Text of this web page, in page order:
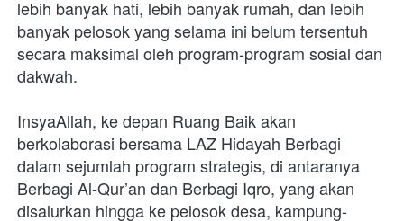
lebih banyak hati, lebih banyak rumah, dan lebih
banyak pelosok yang selama ini belum tersentuh
secara maksimal oleh program-program sosial dan
dakwah.
InsyaAllah, ke depan Ruang Baik akan
berkolaborasi bersama LAZ Hidayah Berbagi
dalam sejumlah program strategis, di antaranya
Berbagi Al-Qur’an dan Berbagi Iqro, yang akan
disalurkan hingga ke pelosok desa, kampung-